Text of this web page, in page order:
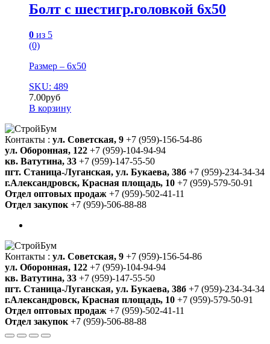
Болт с шестигр.головкой 6х50
0 из 5
(0)
Размер – 6х50
SKU: 489
7.00руб
В корзину
Контакты : ул. Советская, 9 +7 (959)-156-54-86
ул. Оборонная, 122 +7 (959)-104-94-94
кв. Ватутина, 33 +7 (959)-147-55-50
пгт. Станица-Луганская, ул. Букаева, 38б +7 (959)-234-34-34
г.Александровск, Красная площадь, 10 +7 (959)-579-50-91
Отдел оптовых продаж +7 (959)-502-41-11
Отдел закупок +7 (959)-506-88-88
Контакты : ул. Советская, 9 +7 (959)-156-54-86
ул. Оборонная, 122 +7 (959)-104-94-94
кв. Ватутина, 33 +7 (959)-147-55-50
пгт. Станица-Луганская, ул. Букаева, 38б +7 (959)-234-34-34
г.Александровск, Красная площадь, 10 +7 (959)-579-50-91
Отдел оптовых продаж +7 (959)-502-41-11
Отдел закупок +7 (959)-506-88-88